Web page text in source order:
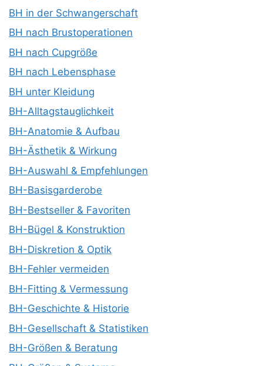
BH in der Schwangerschaft
BH nach Brustoperationen
BH nach Cupgröße
BH nach Lebensphase
BH unter Kleidung
BH-Alltagstauglichkeit
BH-Anatomie & Aufbau
BH-Ästhetik & Wirkung
BH-Auswahl & Empfehlungen
BH-Basisgarderobe
BH-Bestseller & Favoriten
BH-Bügel & Konstruktion
BH-Diskretion & Optik
BH-Fehler vermeiden
BH-Fitting & Vermessung
BH-Geschichte & Historie
BH-Gesellschaft & Statistiken
BH-Größen & Beratung